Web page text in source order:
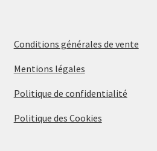
Conditions générales de vente
Mentions légales
Politique de confidentialité
Politique des Cookies